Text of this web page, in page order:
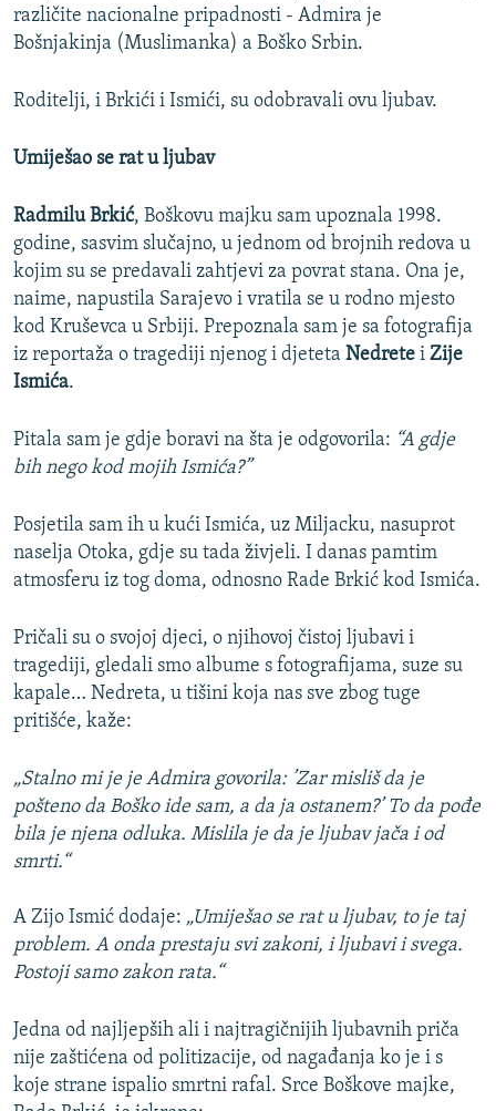
različite nacionalne pripadnosti - Admira je
Bošnjakinja (Muslimanka) a Boško Srbin.
Roditelji, i Brkići i Ismići, su odobravali ovu ljubav.
Umiješao se rat u ljubav
Radmilu Brkić, Boškovu majku sam upoznala 1998.
godine, sasvim slučajno, u jednom od brojnih redova u
kojim su se predavali zahtjevi za povrat stana. Ona je,
naime, napustila Sarajevo i vratila se u rodno mjesto
kod Kruševca u Srbiji. Prepoznala sam je sa fotografija
iz reportaža o tragediji njenog i djeteta Nedrete i Zije
Ismića.
Pitala sam je gdje boravi na šta je odgovorila: “A gdje
bih nego kod mojih Ismića?”
Posjetila sam ih u kući Ismića, uz Miljacku, nasuprot
naselja Otoka, gdje su tada živjeli. I danas pamtim
atmosferu iz tog doma, odnosno Rade Brkić kod Ismića.
Pričali su o svojoj djeci, o njihovoj čistoj ljubavi i
tragediji, gledali smo albume s fotografijama, suze su
kapale… Nedreta, u tišini koja nas sve zbog tuge
pritišće, kaže:
„Stalno mi je je Admira govorila: ’Zar misliš da je
pošteno da Boško ide sam, a da ja ostanem?’ To da pođe
bila je njena odluka. Mislila je da je ljubav jača i od
smrti.“
A Zijo Ismić dodaje: „Umiješao se rat u ljubav, to je taj
problem. A onda prestaju svi zakoni, i ljubavi i svega.
Postoji samo zakon rata.“
Jedna od najljepših ali i najtragičnijih ljubavnih priča
nije zaštićena od politizacije, od nagađanja ko je i s
koje strane ispalio smrtni rafal. Srce Boškove majke,